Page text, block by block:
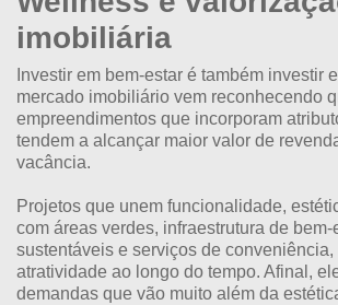
imobiliária
Investir em bem-estar é também investir
mercado imobiliário vem reconhecendo
empreendimentos que incorporam
tendem a alcançar maior valor de
vacância.
Projetos que unem funcionalidade,
com áreas verdes, infraestrutura de
sustentáveis e serviços de conveniência,
atratividade ao longo do tempo. Afinal,
demandas que vão muito além da